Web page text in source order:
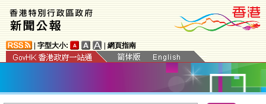
字型大小: 網頁指南